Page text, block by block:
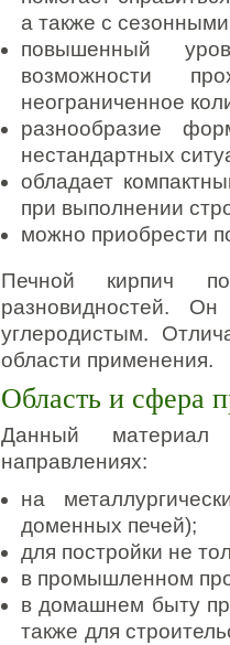
а также с
повышенный
возможности
неограниченное
разнообразие
нестандартных
обладает
при выполнении
можно приобрести
Печной кирпич
разновидностей.
углеродистым.
области применения.
Область и сфера
Данный материал
направлениях:
на
доменных печей);
для постройки не
в промышленном
в домашнем быту
также для